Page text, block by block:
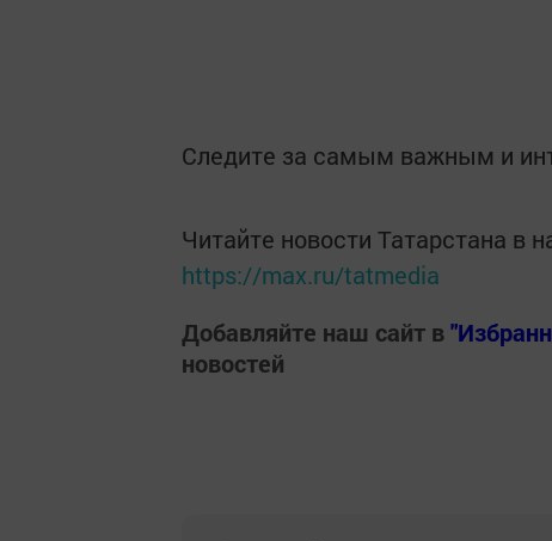
Следите за самым важным и
Читайте новости Татарстана в
https://max.ru/tatmedia
Добавляйте наш сайт в
новостей